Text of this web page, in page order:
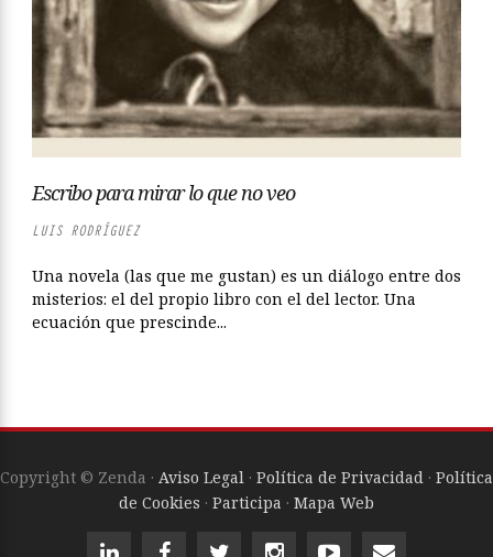
Escribo para mirar lo que no veo
LUIS RODRÍGUEZ
Una novela (las que me gustan) es un diálogo entre dos
misterios: el del propio libro con el del lector. Una
ecuación que prescinde...
Copyright © Zenda · Aviso Legal · Política de Privacidad · Política
de Cookies · Participa · Mapa Web